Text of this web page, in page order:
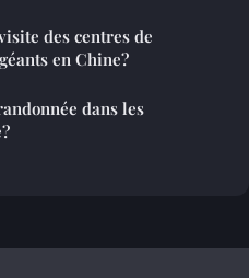
des centres de
en Chine?
dans les